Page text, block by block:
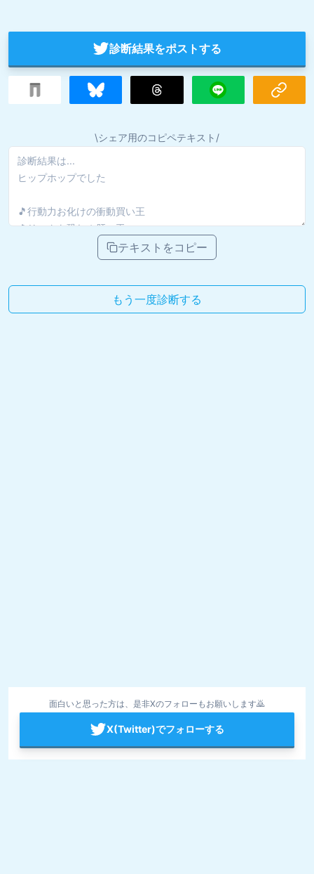
診断結果をポストする
\シェア用のコピペテキスト/
テキストをコピー
もう一度診断する
面白いと思った方は、是非Xのフォローもお願いします🙇
X(Twitter)でフォローする